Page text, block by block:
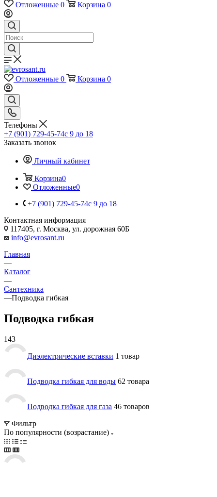
Отложенные 0 Корзина 0
Отложенные 0 Корзина 0
Телефоны
+7 (901) 729-45-74c 9 до 18
Заказать звонок
Личный кабинет
Корзина0
Отложенные0
+7 (901) 729-45-74c 9 до 18
Контактная информация
117405, г. Москва, ул. дорожная 60Б
info@evrosant.ru
Главная
—
Каталог
—
Сантехника
—Подводка гибкая
Подводка гибкая
143
Диэлектрические вставки 1 товар
Подводка гибкая для воды 62 товара
Подводка гибкая для газа 46 товаров
Фильтр
По популярности (возрастание)